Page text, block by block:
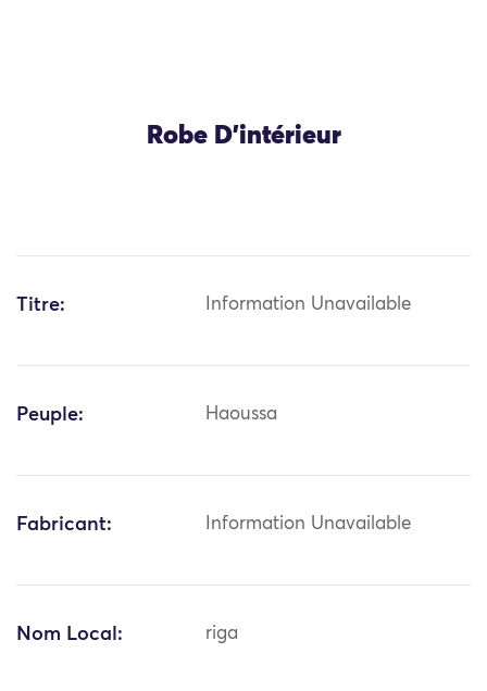
Robe D’intérieur
Titre: Information Unavailable
Peuple: Haoussa
Fabricant: Information Unavailable
Nom Local: riga